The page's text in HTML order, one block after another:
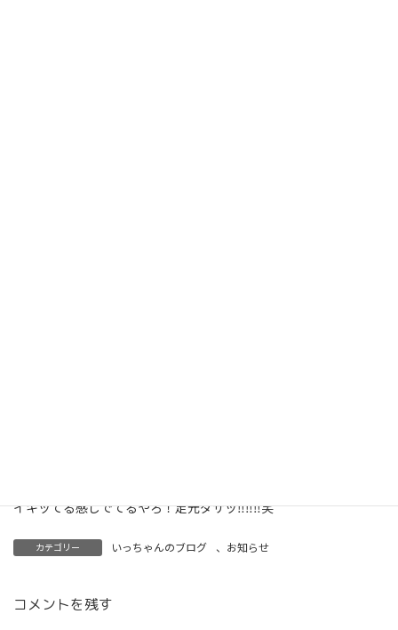
イキッてる感じでてるやろ！足元ダサッ‼‼‼笑
カテゴリー いっちゃんのブログ 、 お知らせ
コメントを残す